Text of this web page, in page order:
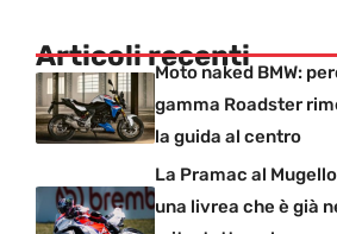
Articoli recenti
Moto naked BMW:
gamma Roadster
la guida al centro
La Pramac al
una livrea che è già